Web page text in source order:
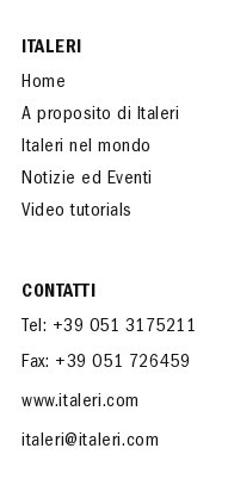
ITALERI
Home
A proposito di Italeri
Italeri nel mondo
Notizie ed Eventi
Video tutorials
CONTATTI
Tel: +39 051 3175211
Fax: +39 051 726459
www.italeri.com
italeri@italeri.com